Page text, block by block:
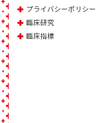
プライバシーポリシー
臨床研究
臨床指標